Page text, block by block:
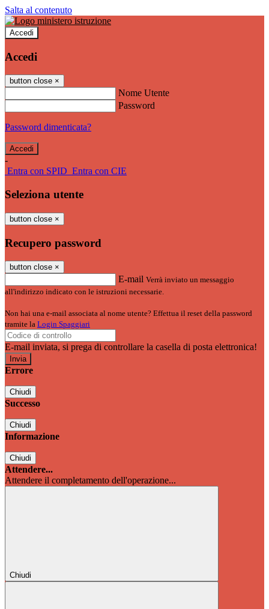
Salta al contenuto
Accedi
Accedi
button close ×
Nome Utente
Password
Password dimenticata?
-
Entra con SPID Entra con CIE
Seleziona utente
button close ×
Recupero password
button close ×
E-mail Verrà inviato un messaggio
all'indirizzo indicato con le istruzioni necessarie.
Non hai una e-mail associata al nome utente? Effettua il reset della password
tramite la Login Spaggiari
E-mail inviata, si prega di controllare la casella di posta elettronica!
Errore
Chiudi
Successo
Chiudi
Informazione
Chiudi
Attendere...
Attendere il completamento dell'operazione...
Chiudi